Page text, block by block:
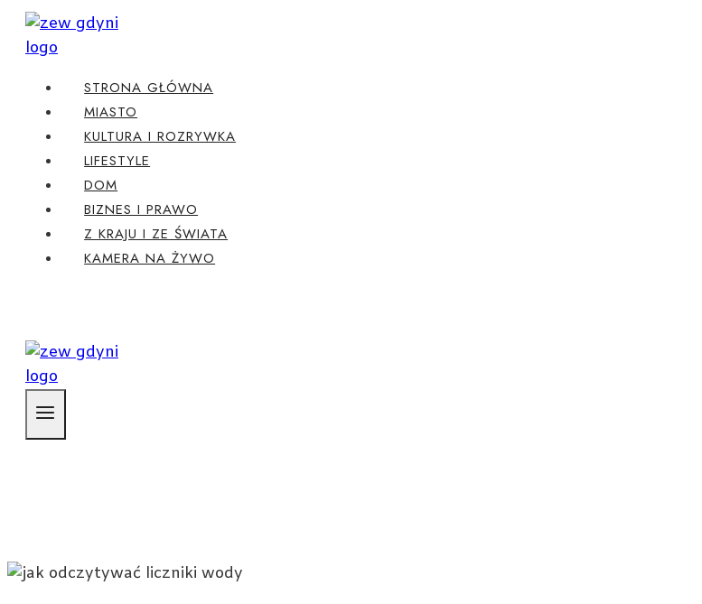
Przejdź
STRONA GŁÓWNA
MIASTO
KULTURA I ROZRYWKA
LIFESTYLE
DOM
BIZNES I PRAWO
Z KRAJU I ZE ŚWIATA
KAMERA NA ŻYWO